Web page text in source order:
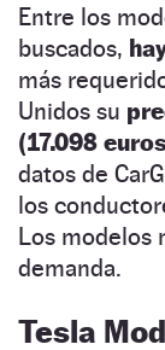
Entre los
buscados,
más
Unidos su
(17.098
datos de
los
Los modelos
demanda.
Tesla